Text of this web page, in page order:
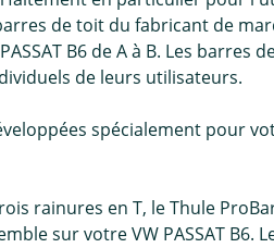
de toit du fabricant de
B6 de A à B. Les
de leurs utilisateurs.
spécialement pour
rainures en T, le Thule
sur votre VW PASSAT B6.